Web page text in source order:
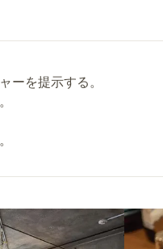
ーを提示する。